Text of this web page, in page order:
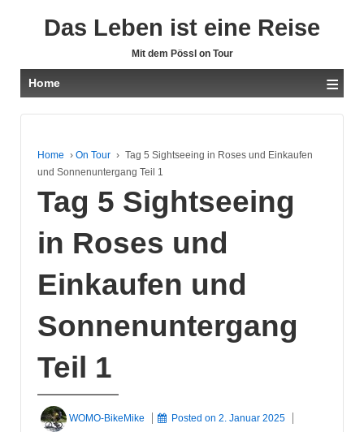
Das Leben ist eine Reise
Mit dem Pössl on Tour
Home ≡
Home › On Tour › Tag 5 Sightseeing in Roses und Einkaufen
und Sonnenuntergang Teil 1
Tag 5 Sightseeing
in Roses und
Einkaufen und
Sonnenuntergang
Teil 1
WOMO-BikeMike Posted on2. Januar 2025